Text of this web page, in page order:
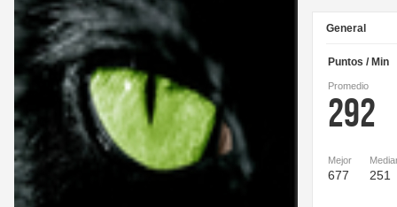
General
Puntos / Min
Promedio
292
Mejor
677 251